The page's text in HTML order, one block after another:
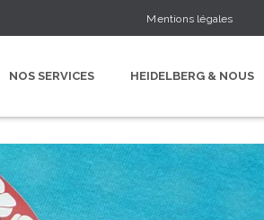
Mentions légales
NOS SERVICES HEIDELBERG & NOUS